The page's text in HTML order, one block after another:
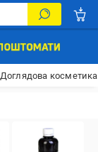
Доглядова косметика